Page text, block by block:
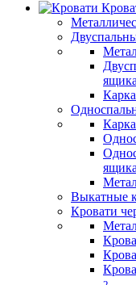
Выкатные
Кровати